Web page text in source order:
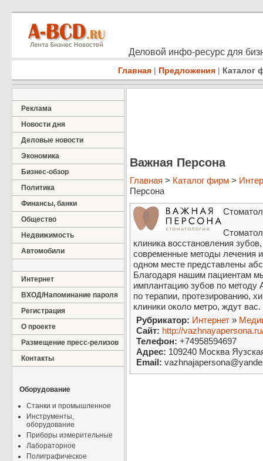
Деловой инфо-ресурс для
Главная | Предложения | Каталог
Реклама
Новости дня
Деловые новости
Экономика
Бизнес-обзор
Политика
Финансы, банки
Общество
Недвижимость
Автомобили
Интернет
ВХОД/Напоминание пароля
Регистрация
О проекте
Размещение пресс-релизов
Контакты
Оборудование
Станки и промышленное
Инструменты,
оборудование
Приборы измерительные
Лабораторное
Полиграфическое
Важная Персона
Главная > Каталог фирм >
Персона
клиника восстановления
современные методы лечения
одном месте представлены
Благодаря нашим пациентам
имплантацию зубов по методу
по терапии, протезированию,
клиники около метро, ждут вас.
Рубрикатор: Интернет »
Сайт: http://
Телефон: +74958594697
Адрес: 109240 Москва
Email: